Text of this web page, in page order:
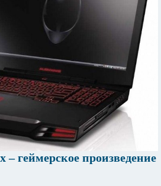
– геймерское произведение